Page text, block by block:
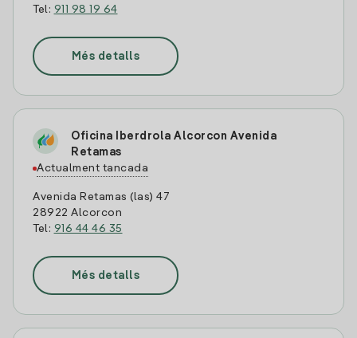
Tel: 911 98 19 64
Més detalls
Oficina Iberdrola Alcorcon Avenida
Retamas
Actualment tancada
Avenida Retamas (las) 47
28922 Alcorcon
Tel: 916 44 46 35
Més detalls